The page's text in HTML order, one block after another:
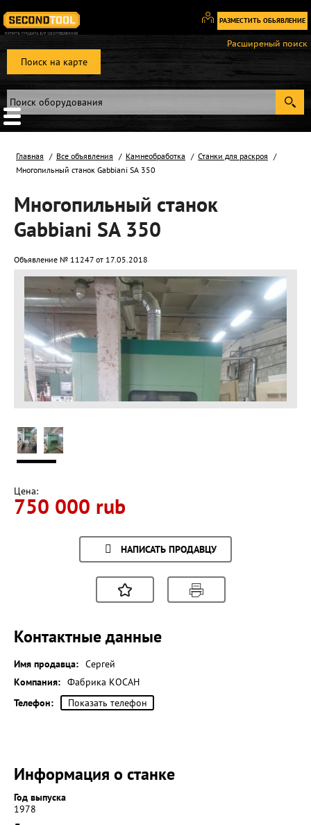
РАЗМЕСТИТЬ ОБЬЯВЛЕНИЕ
Вход
Регистрация
Поиск на карте
Расширеный поиск
Главная Все объявления Камнеобработка
Станки для раскроя
Многопильный станок Gabbiani SA 350
Многопильный станок
Gabbiani SA 350
Объявление № 11247 от 17.05.2018
Цена:
750 000 rub
НАПИСАТЬ ПРОДАВЦУ
Контактные данные
Имя продавца: Сергей
Компания: Фабрика КОСАН
Телефон:
Показать телефон
Информация о станке
Год выпуска
1978